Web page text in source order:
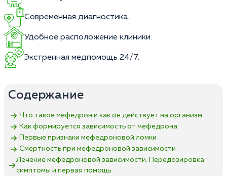
Современная диагностика.
Удобное расположение клиники.
Экстренная медпомощь 24/7.
Содержание
Что такое мефедрон и как он действует на организм
Как формируется зависимость от мефедрона
Первые признаки мефедроновой ломки
Смертность при мефедроновой зависимости
Лечение мефедроновой зависимости. Передозировка:
симптомы и первая помощь